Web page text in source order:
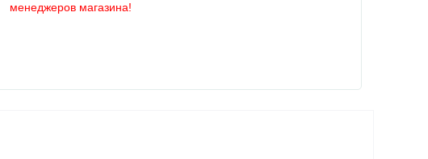
менеджеров магазина!